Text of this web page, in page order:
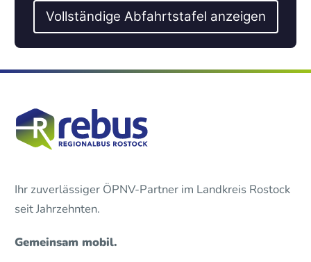
Vollständige Abfahrtstafel anzeigen
Ihr zuverlässiger ÖPNV-Partner im Landkreis Rostock
seit Jahrzehnten.
Gemeinsam mobil.